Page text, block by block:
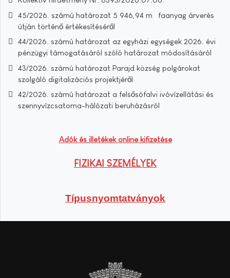
45/2026. számú határozat 5 946,94 m³ faanyag árverés
útján történő értékesítéséről
44/2026. számú határozat az egyházi egységek 2026. évi
pénzügyi támogatásáról szóló határozat módosításáról
43/2026. számú határozat Parajd község polgárokat
szolgáló digitalizációs projektjéről
42/2026. számú határozat a felsősófalvi ivóvízellátási és
szennyvízcsatorna-hálózati beruházásról
Adók és illetékek online kifizetése
FIZIKAI SZEMÉLYEK
Típusnyomtatványok